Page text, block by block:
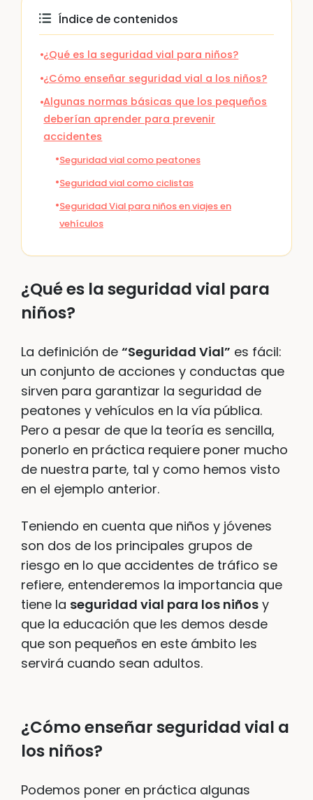
Índice de contenidos
¿Qué es la seguridad vial para niños?
¿Cómo enseñar seguridad vial a los niños?
Algunas normas básicas que los pequeños
deberían aprender para prevenir
accidentes
Seguridad vial como peatones
Seguridad vial como ciclistas
Seguridad Vial para niños en viajes en
vehículos
¿Qué es la seguridad vial para
niños?
La definición de “Seguridad Vial” es fácil:
un conjunto de acciones y conductas que
sirven para garantizar la seguridad de
peatones y vehículos en la vía pública.
Pero a pesar de que la teoría es sencilla,
ponerlo en práctica requiere poner mucho
de nuestra parte, tal y como hemos visto
en el ejemplo anterior.
Teniendo en cuenta que niños y jóvenes
son dos de los principales grupos de
riesgo en lo que accidentes de tráfico se
refiere, entenderemos la importancia que
tiene la seguridad vial para los niños y
que la educación que les demos desde
que son pequeños en este ámbito les
servirá cuando sean adultos.
¿Cómo enseñar seguridad vial a
los niños?
Podemos poner en práctica algunas